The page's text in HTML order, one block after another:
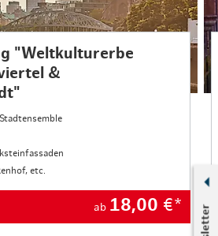
"Weltkulturerbe
&
etc.
ab 18,00 €*